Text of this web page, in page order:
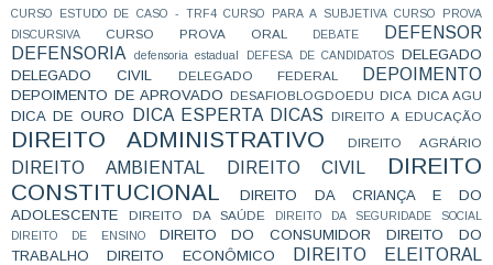
CURSO ESTUDO DE CASO - TRF4 CURSO PARA A SUBJETIVA
CURSO PROVA
DISCURSIVA
CURSO PROVA ORAL DEBATE
DEFENSOR
DEFENSORIA
defensoria estadual DEFESA DE CANDIDATOS
DELEGADO
DELEGADO CIVIL
DELEGADO FEDERAL DEPOIMENTO
DEPOIMENTO DE APROVADO DESAFIOBLOGDOEDU DICA DICA AGU
DICA DE OURO DICA ESPERTA DICAS DIREITO A EDUCAÇÃO
DIREITO ADMINISTRATIVO DIREITO AGRÁRIO
DIREITO AMBIENTAL DIREITO CIVIL
DIREITO
CONSTITUCIONAL
DIREITO DA CRIANÇA E DO
ADOLESCENTE
DIREITO DA SAÚDE
DIREITO DA SEGURIDADE SOCIAL
DIREITO DE ENSINO
DIREITO DO CONSUMIDOR
DIREITO DO
TRABALHO
DIREITO ECONÔMICO DIREITO ELEITORAL